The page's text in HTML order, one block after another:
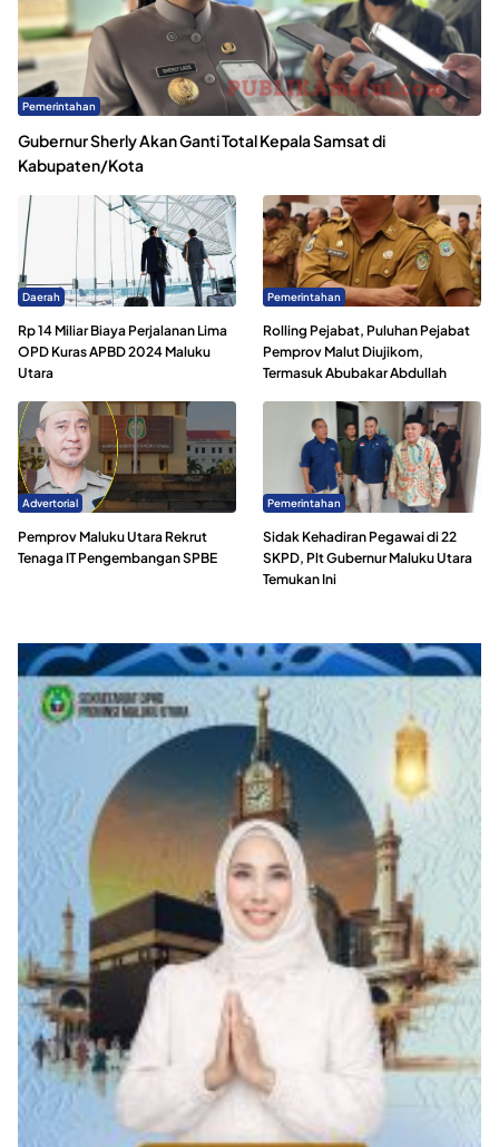
Pemerintahan
Gubernur Sherly Akan Ganti Total Kepala Samsat di
Kabupaten/Kota
Daerah
Rp 14 Miliar Biaya Perjalanan Lima
OPD Kuras APBD 2024 Maluku
Utara
Pemerintahan
Rolling Pejabat, Puluhan Pejabat
Pemprov Malut Diujikom,
Termasuk Abubakar Abdullah
Advertorial
Pemprov Maluku Utara Rekrut
Tenaga IT Pengembangan SPBE
Pemerintahan
Sidak Kehadiran Pegawai di 22
SKPD, Plt Gubernur Maluku Utara
Temukan Ini